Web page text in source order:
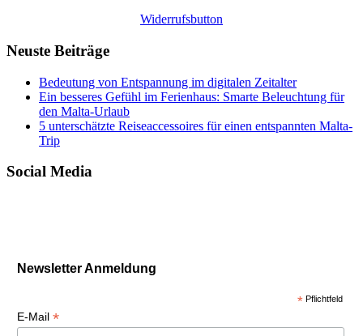
Widerrufsbutton
Neuste Beiträge
Bedeutung von Entspannung im digitalen Zeitalter
Ein besseres Gefühl im Ferienhaus: Smarte Beleuchtung für
den Malta-Urlaub
5 unterschätzte Reiseaccessoires für einen entspannten Malta-
Trip
Social Media
Newsletter Anmeldung
* Pflichtfeld
E-Mail *